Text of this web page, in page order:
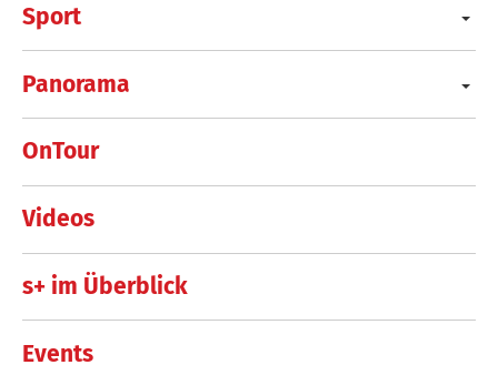
Sport
Panorama
OnTour
Videos
s+ im Überblick
Events